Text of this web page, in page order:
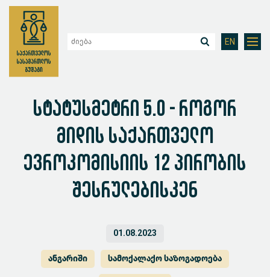
EN
სტატუსმეტრი 5.0 - როგორ
მიდის საქართველო
ევროკომისიის 12 პირობის
შესრულებისკენ
01.08.2023
ანგარიში სამოქალაქო საზოგადოება